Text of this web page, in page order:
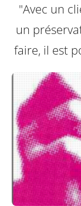
"Avec un
un
faire, il est